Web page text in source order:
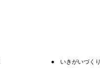
いきがいづくり